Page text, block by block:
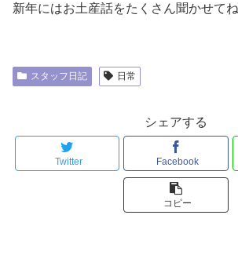
新年にはお土産話をたくさん聞かせてね
スタッフ日記 日常
シェアする
Twitter Facebook
コピー